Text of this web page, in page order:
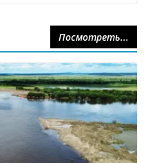
Посмотреть...